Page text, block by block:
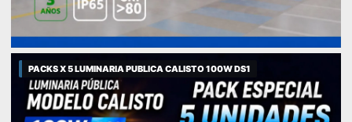
PACKS X 5 LUMINARIA PUBLICA CALISTO 100W DS1